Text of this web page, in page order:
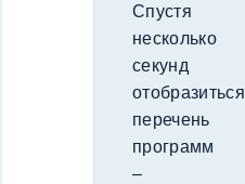
Спустя
несколько
секунд
отобразиться
перечень
программ
–